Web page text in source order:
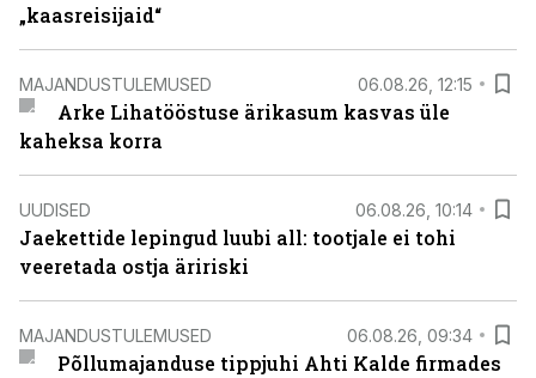
„kaasreisijaid“
MAJANDUSTULEMUSED 06.08.26, 12:15
Arke Lihatööstuse ärikasum kasvas üle
kaheksa korra
UUDISED 06.08.26, 10:14
Jaekettide lepingud luubi all: tootjale ei tohi
veeretada ostja äririski
MAJANDUSTULEMUSED 06.08.26, 09:34
Põllumajanduse tippjuhi Ahti Kalde firmades